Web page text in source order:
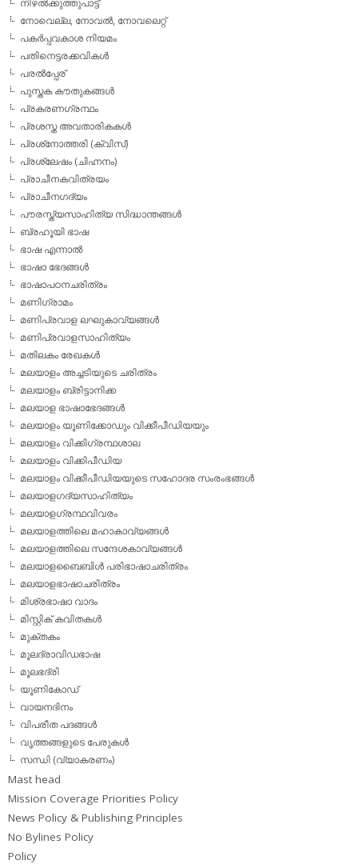
നോവെല്ല, നോവല്‍, നോവലെറ്റ്
പകര്‍പ്പവകാശ നിയമം
പതിനെട്ടരക്കവികള്‍
പരല്‍പ്പേര്
പുസ്തക കൗതുകങ്ങള്‍
പ്രകരണഗ്രന്ഥം
പ്രശസ്ത അവതാരികകള്‍
പ്രശ്‌നോത്തരി (ക്വിസ്)
പ്രശ്ലേഷം (ചിഹ്നനം)
പ്രാചീനകവിത്രയം
പ്രാചീനഗദ്യം
പൗരസ്ത്യസാഹിത്യ സിദ്ധാന്തങ്ങള്‍
ബ്രഹൂയി ഭാഷ
ഭാഷ എന്നാല്‍
ഭാഷാ ഭേദങ്ങള്‍
ഭാഷാപഠനചരിത്രം
മണിഗ്രാമം
മണിപ്രവാള ലഘുകാവ്യങ്ങള്‍
മണിപ്രവാളസാഹിത്യം
മതിലകം രേഖകള്‍
മലയാളം അച്ചടിയുടെ ചരിത്രം
മലയാളം ബ്രിട്ടാനിക്ക
മലയാള ഭാഷാഭേദങ്ങള്‍
മലയാളം യൂണിക്കോഡും വിക്കീപീഡിയയും
മലയാളം വിക്കിഗ്രന്ഥശാല
മലയാളം വിക്കിപീഡിയ
മലയാളം വിക്കീപീഡിയയുടെ സഹോദര സംരംഭങ്ങള്‍
മലയാളഗദ്യസാഹിത്യം
മലയാളഗ്രന്ഥവിവരം
മലയാളത്തിലെ മഹാകാവ്യങ്ങള്‍
മലയാളത്തിലെ സന്ദേശകാവ്യങ്ങള്‍
മലയാളബൈബിള്‍ പരിഭാഷാചരിത്രം
മലയാളഭാഷാചരിത്രം
മിശ്രഭാഷാ വാദം
മിസ്റ്റിക് കവിതകള്‍
മുക്തകം
മൂലദ്രാവിഡഭാഷ
മൂലഭദ്രി
യൂണികോഡ്
വായനദിനം
വിപരീത പദങ്ങള്‍
വൃത്തങ്ങളുടെ പേരുകള്‍
സന്ധി (വ്യാകരണം)
Mast head
Mission Coverage Priorities Policy
News Policy & Publishing Principles
No Bylines Policy
Policy